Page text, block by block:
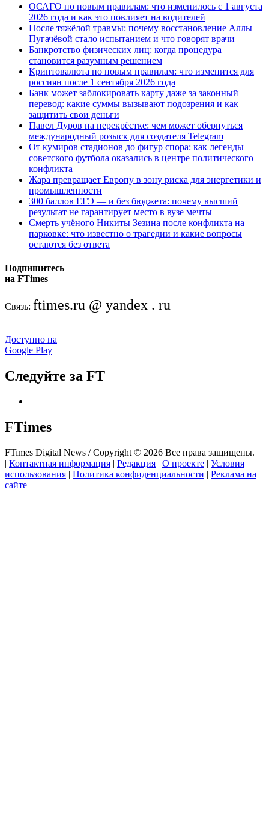
ОСАГО по новым правилам: что изменилось с 1 августа
2026 года и как это повлияет на водителей
После тяжёлой травмы: почему восстановление Аллы
Пугачёвой стало испытанием и что говорят врачи
Банкротство физических лиц: когда процедура
становится разумным решением
Криптовалюта по новым правилам: что изменится для
россиян после 1 сентября 2026 года
Банк может заблокировать карту даже за законный
перевод: какие суммы вызывают подозрения и как
защитить свои деньги
Павел Дуров на перекрёстке: чем может обернуться
международный розыск для создателя Telegram
От кумиров стадионов до фигур спора: как легенды
советского футбола оказались в центре политического
конфликта
Жара превращает Европу в зону риска для энергетики и
промышленности
300 баллов ЕГЭ — и без бюджета: почему высший
результат не гарантирует место в вузе мечты
Смерть учёного Никиты Зезина после конфликта на
парковке: что известно о трагедии и какие вопросы
остаются без ответа
Подпишитесь
на FTimes
Связь: ftimes.ru @ yandex . ru
Доступно на
Google Play
Следуйте за FT
FTimes
FTimes Digital News / Copyright © 2026 Все права защищены.
| Контактная информация | Редакция | О проекте | Условия
использования | Политика конфиденциальности | Реклама на
сайте